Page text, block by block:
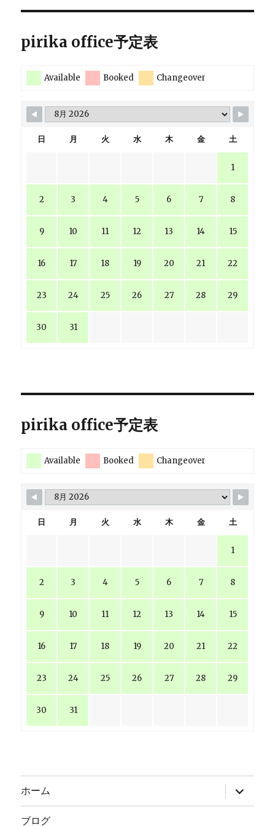
pirika office予定表
Available Booked Changeover
日 月 火 水 木 金 土
1
2 3 4 5 6 7 8
9 10 11 12 13 14 15
16 17 18 19 20 21 22
23 24 25 26 27 28 29
30 31
pirika office予定表
Available Booked Changeover
日 月 火 水 木 金 土
1
2 3 4 5 6 7 8
9 10 11 12 13 14 15
16 17 18 19 20 21 22
23 24 25 26 27 28 29
30 31
ホーム
サ
ブ
メ
ブログ